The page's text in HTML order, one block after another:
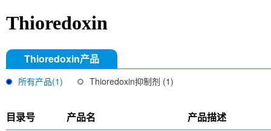
Thioredoxin
Thioredoxin产品
所有产品(1) Thioredoxin抑制剂 (1)
目录号 产品名 产品描述